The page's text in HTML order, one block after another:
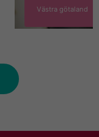
Västra götaland